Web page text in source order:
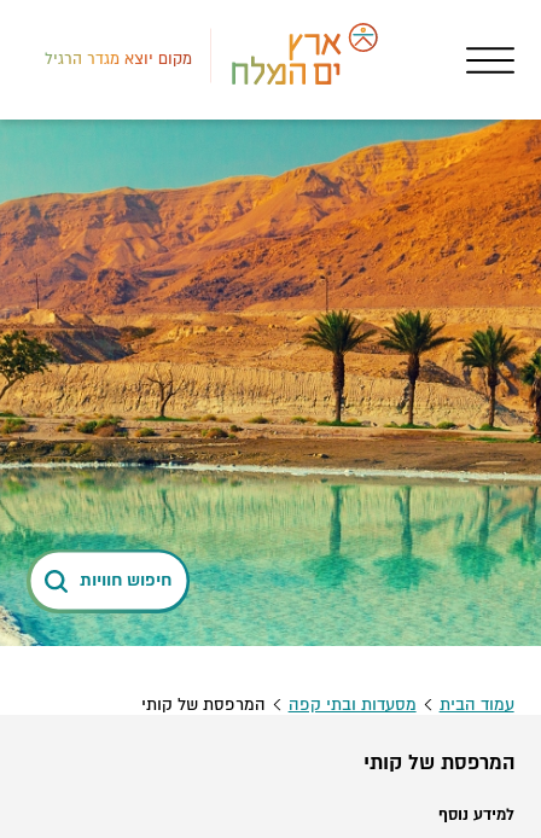
מקום יוצא מגדר הרגיל
חיפוש חוויות
עמוד הבית מסעדות ובתי קפה המרפסת של קותי
המרפסת של קותי
למידע נוסף